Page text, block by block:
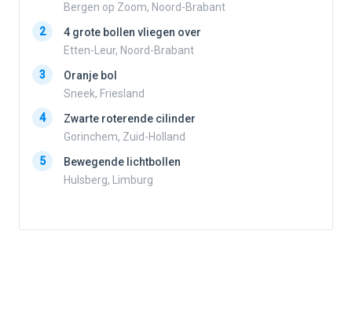
Bergen op Zoom, Noord-Brabant
2
4 grote bollen vliegen over
Etten-Leur, Noord-Brabant
3
Oranje bol
Sneek, Friesland
4
Zwarte roterende cilinder
Gorinchem, Zuid-Holland
5
Bewegende lichtbollen
Hulsberg, Limburg